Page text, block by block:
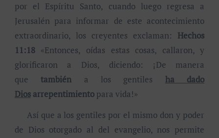
por el Espíritu Santo, cuando luego regresa a
Jerusalén para informar de este acontecimiento
extraordinario, los creyentes exclaman: Hechos
11:18«Entonces, oídas estas cosas, callaron, y
glorificaron a Dios, diciendo: ¡De manera
quetambién a los gentiles ha dado
Diosarrepentimientopara vida!»
Así que a los gentiles por el mismo don y poder
de Dios otorgado al del evangelio, nos permite